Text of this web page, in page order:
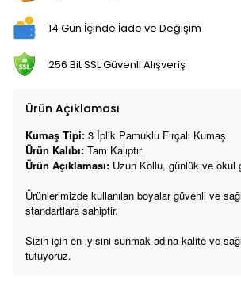
14 Gün İçinde İade ve Değişim
256 Bit SSL Güvenli Alışveriş
Ürün Açıklaması
Kumaş Tipi: 3 İplik Pamuklu Fırçalı Kumaş
Ürün Kalıbı: Tam Kalıptır
Ürün Açıklaması: Uzun Kollu, günlük ve okul
Ürünlerimizde kullanılan boyalar güvenli ve
standartlara sahiptir.
Sizin için en iyisini sunmak adına kalite ve
tutuyoruz.